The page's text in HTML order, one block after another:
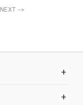
NEXT
+
+